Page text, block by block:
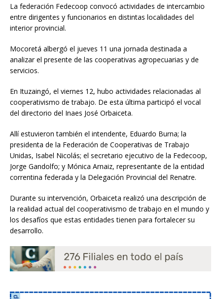
La federación Fedecoop convocó actividades de intercambio
entre dirigentes y funcionarios en distintas localidades del
interior provincial.
Mocoretá albergó el jueves 11 una jornada destinada a
analizar el presente de las cooperativas agropecuarias y de
servicios.
En Ituzaingó, el viernes 12, hubo actividades relacionadas al
cooperativismo de trabajo. De esta última participó el vocal
del directorio del Inaes José Orbaiceta.
Allí estuvieron también el intendente, Eduardo Burna; la
presidenta de la Federación de Cooperativas de Trabajo
Unidas, Isabel Nicolás; el secretario ejecutivo de la Fedecoop,
Jorge Gandolfo; y Mónica Arnaiz, representante de la entidad
correntina federada y la Delegación Provincial del Renatre.
Durante su intervención, Orbaiceta realizó una descripción de
la realidad actual del cooperativismo de trabajo en el mundo y
los desafíos que estas entidades tienen para fortalecer su
desarrollo.